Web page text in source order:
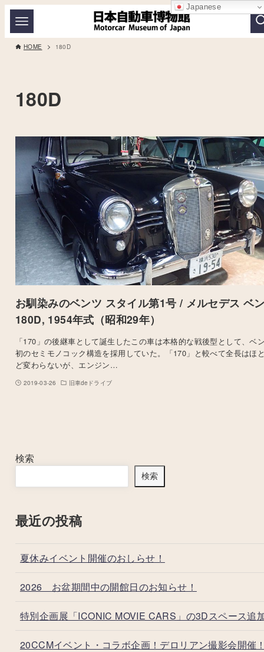
HOME 180D
180D
お馴染みのベンツ スタイル第1号 / メルセデス ベ
180D, 1954年式（昭和29年）
「170」の後継車として誕生したこの車は本格的な戦後型として、ベ
初のセミモノコック構造を採用していた。「170」と較べて全長はほ
ど変わらないが、エンジン…
2019-03-26 旧車deドライブ
検索
検索
最近の投稿
夏休みイベント開催のおしらせ！
2026 お盆期間中の開館日のお知らせ！
特別企画展「ICONIC MOVIE CARS」の3Dスペース追
20CCMイベント・コラボ企画！デロリアン撮影会開催
Japanese